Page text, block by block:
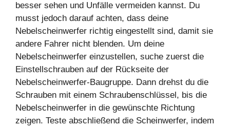
besser sehen und Unfälle vermeiden kannst. Du
musst jedoch darauf achten, dass deine
Nebelscheinwerfer richtig eingestellt sind, damit sie
andere Fahrer nicht blenden. Um deine
Nebelscheinwerfer einzustellen, suche zuerst die
Einstellschrauben auf der Rückseite der
Nebelscheinwerfer-Baugruppe. Dann drehst du die
Schrauben mit einem Schraubenschlüssel, bis die
Nebelscheinwerfer in die gewünschte Richtung
zeigen. Teste abschließend die Scheinwerfer, indem